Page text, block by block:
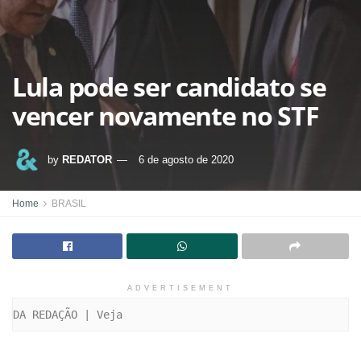
Lula pode ser candidato se
vencer novamente no STF
by REDATOR 6 de agosto de 2020
Home BRASIL
ADVERTISEMENT
DA REDAÇÃO | Veja